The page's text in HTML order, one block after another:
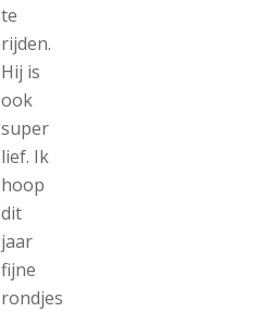
te
rijden.
Hij is
ook
super
lief. Ik
hoop
dit
jaar
fijne
rondjes